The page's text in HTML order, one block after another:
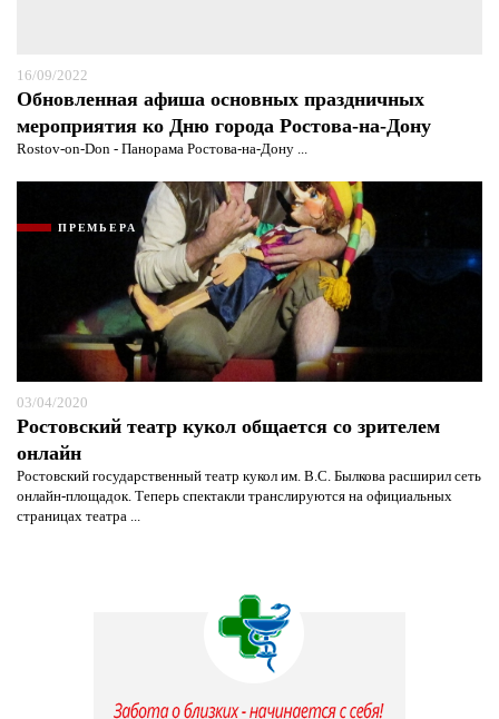
16/09/2022
Обновленная афиша основных праздничных
мероприятия ко Дню города Ростова-на-Дону
Rostov-on-Don - Панорама Ростова-на-Дону ...
ПРЕМЬЕРА
03/04/2020
Ростовский театр кукол общается со зрителем
онлайн
Ростовский государственный театр кукол им. В.С. Былкова расширил сеть
онлайн-площадок. Теперь спектакли транслируются на официальных
страницах театра ...